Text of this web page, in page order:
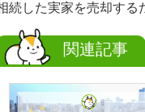
続した実家を売却する
関連記事